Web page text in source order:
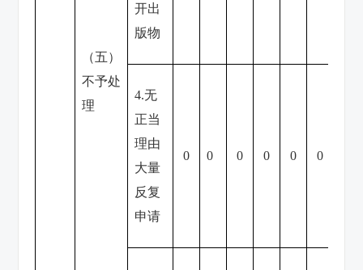
（五）
不予处
理
开出
版物
4.无
正当
理由
大量
反复
申请
0 0 0 0 0 0